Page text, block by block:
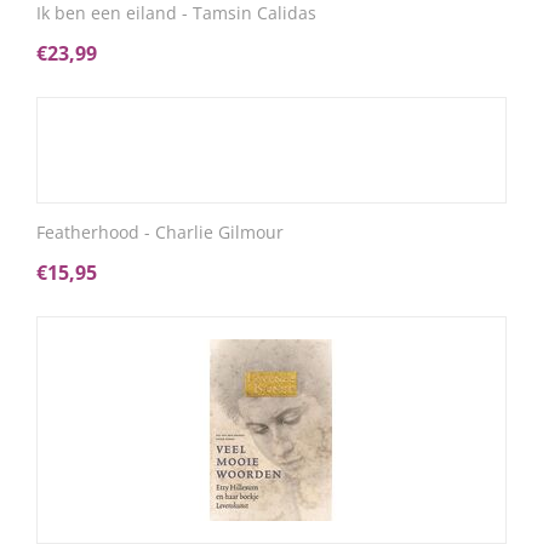
Ik ben een eiland - Tamsin Calidas
€23,99
Featherhood - Charlie Gilmour
€15,95